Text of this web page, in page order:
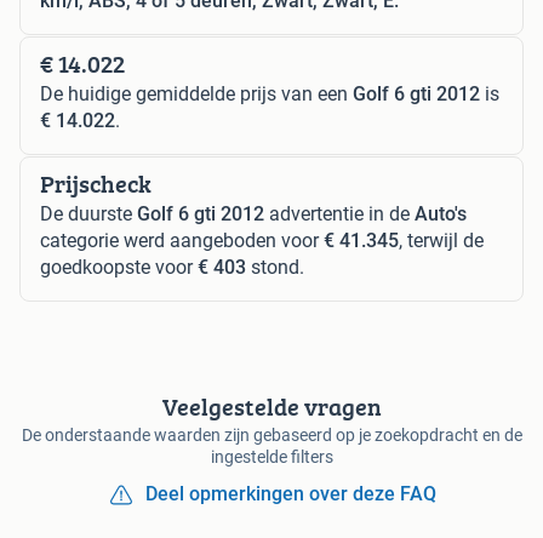
€ 14.022
De huidige gemiddelde prijs van een Golf 6 gti 2012 is
€ 14.022.
Prijscheck
De duurste Golf 6 gti 2012 advertentie in de Auto's
categorie werd aangeboden voor€ 41.345, terwijl de
goedkoopste voor€ 403 stond.
Veelgestelde vragen
De onderstaande waarden zijn gebaseerd op je zoekopdracht en de
ingestelde filters
Deel opmerkingen over deze FAQ